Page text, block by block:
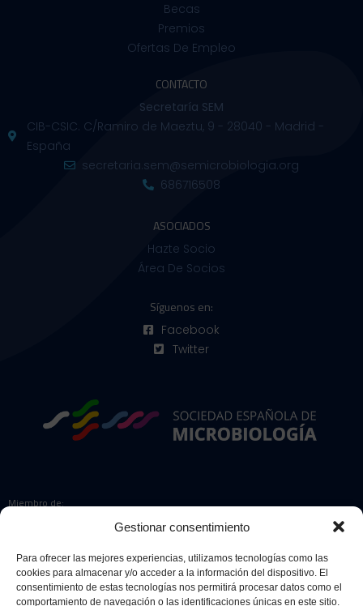
Gestionar consentimiento
Para ofrecer las mejores experiencias, utilizamos tecnologías como las
cookies para almacenar y/o acceder a la información del dispositivo. El
consentimiento de estas tecnologías nos permitirá procesar datos como el
comportamiento de navegación o las identificaciones únicas en este sitio.
Miembro de:
Colaboradores:
Becas
Premios
Ofertas De Empleo
CONTACTO
Secretaría SEM
CIB-CSIC. C/Ramiro de Maeztu, 9 - 28040 - Madrid -
España
secretaria.sem@semicrobiologia.org
686716508
ASOCIADOS
Hazte Socio
Área De Socios
Síguenos en:
Facebook
Twitter